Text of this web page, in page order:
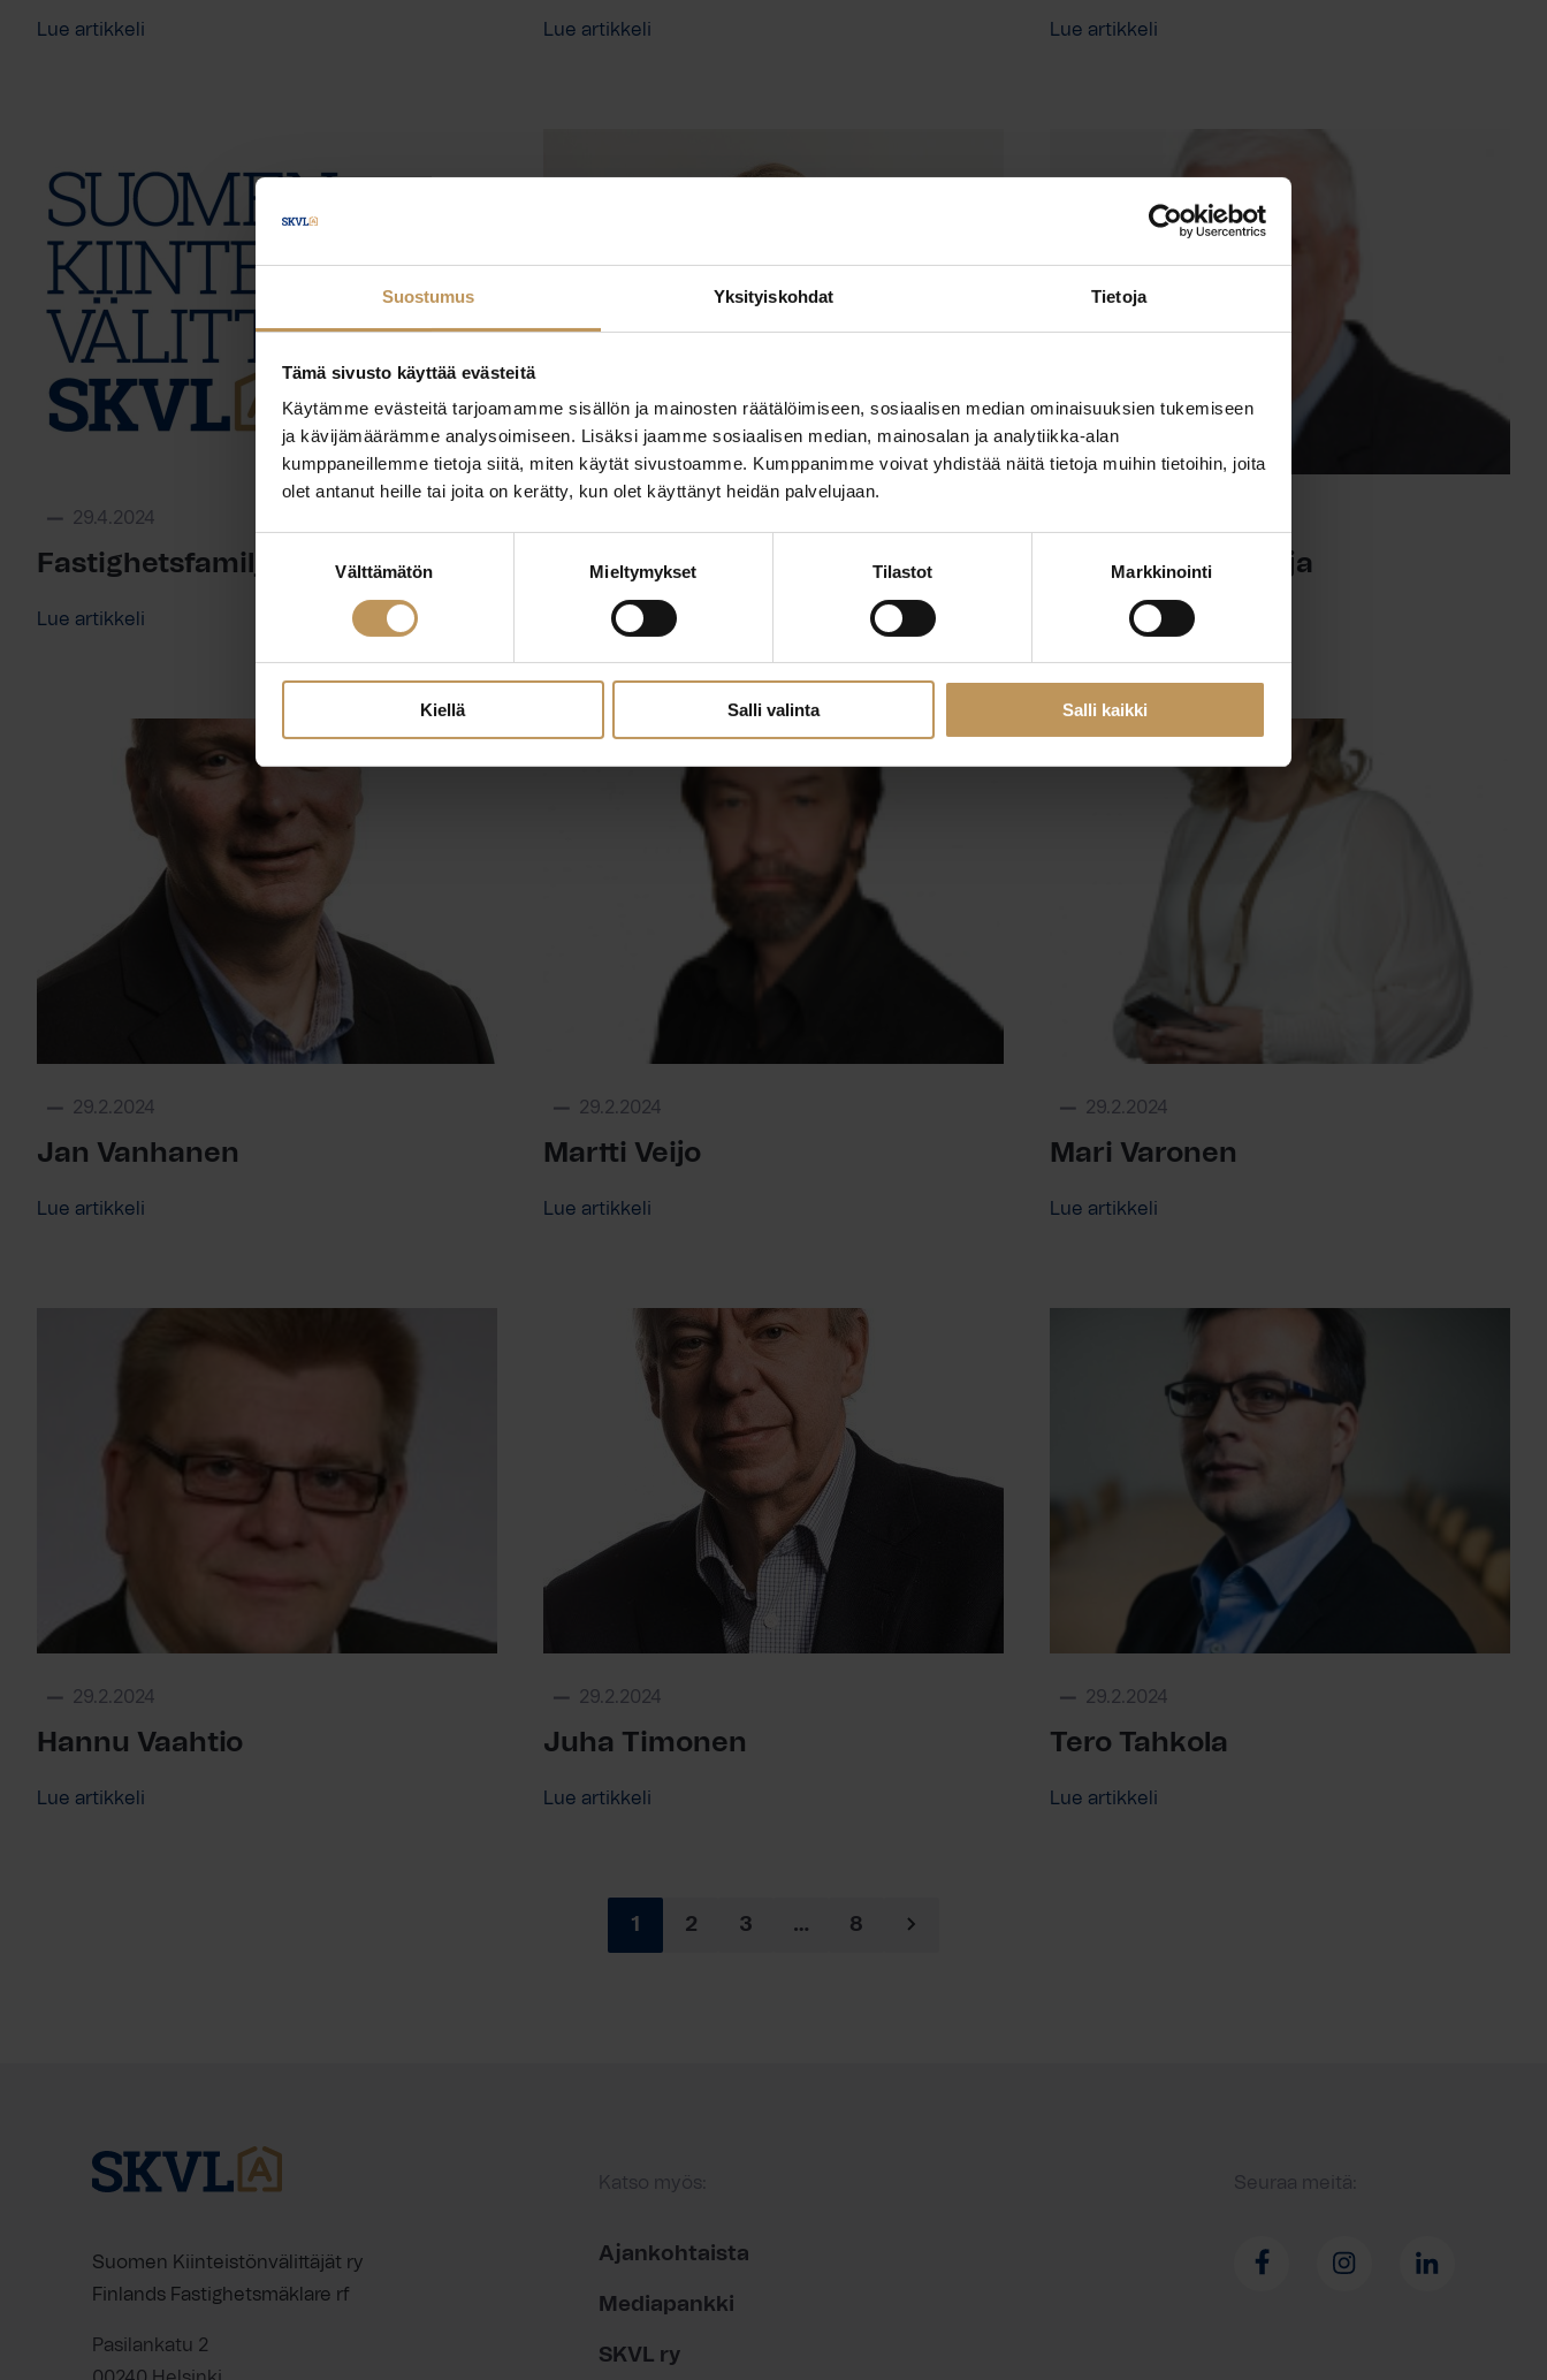
Suostumus Yksityiskohdat Tietoja
Tämä sivusto käyttää evästeitä
Käytämme evästeitä tarjoamamme sisällön ja mainosten räätälöimiseen, sosiaalisen median ominaisuuksien tukemiseen
ja kävijämäärämme analysoimiseen. Lisäksi jaamme sosiaalisen median, mainosalan ja analytiikka-alan
kumppaneillemme tietoja siitä, miten käytät sivustoamme. Kumppanimme voivat yhdistää näitä tietoja muihin tietoihin, joita
olet antanut heille tai joita on kerätty, kun olet käyttänyt heidän palvelujaan.
valinta
Välttämätön Mieltymykset Tilastot Markkinointi
Kiellä Salli valinta Salli kaikki
Lue artikkeli Lue artikkeli Lue artikkeli
29.4.2024
Fastighetsfamiljen LKV Ab
Lue artikkeli
Nina Vuoksenturja
Lue artikkeli
Ilkka Vuoksenturja
Lue artikkeli
29.2.2024
Jan Vanhanen
Lue artikkeli
29.2.2024
Martti Veijo
Lue artikkeli
29.2.2024
Mari Varonen
Lue artikkeli
29.2.2024
Hannu Vaahtio
Lue artikkeli
29.2.2024
Juha Timonen
Lue artikkeli
29.2.2024
Tero Tahkola
Lue artikkeli
1 2 3 … 8
Suomen Kiinteistönvälittäjät ry
Finlands Fastighetsmäklare rf
Pasilankatu 2
Katso myös:
Ajankohtaista
Mediapankki
SKVL ry
Seuraa meitä: